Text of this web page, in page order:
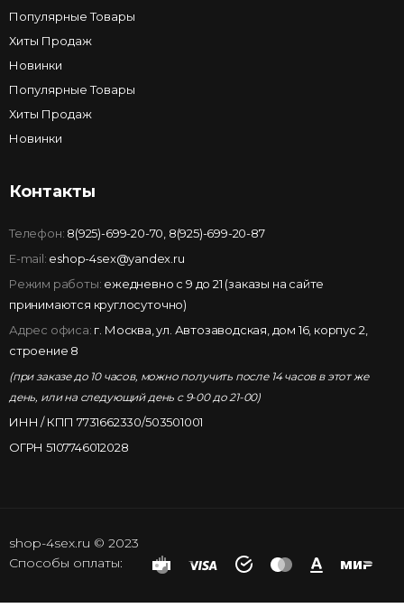
Популярные Товары
Хиты Продаж
Новинки
Популярные Товары
Хиты Продаж
Новинки
Контакты
Телефон: 8(925)-699-20-70 8(925)-699-20-87
E-mail: eshop-4sex@yandex.ru
Режим работы: ежедневно с 9 до 21 (заказы на сайте
принимаются круглосуточно)
Адрес офиса: г. Москва, ул. Автозаводская, дом 16, корпус 2,
строение 8
(при заказе до 10 часов, можно получить после 14 часов в этот же
день, или на следующий день с 9-00 до 21-00)
ИНН / КПП 7731662330/503501001
ОГРН 5107746012028
shop-4sex.ru © 2023
Способы оплаты: